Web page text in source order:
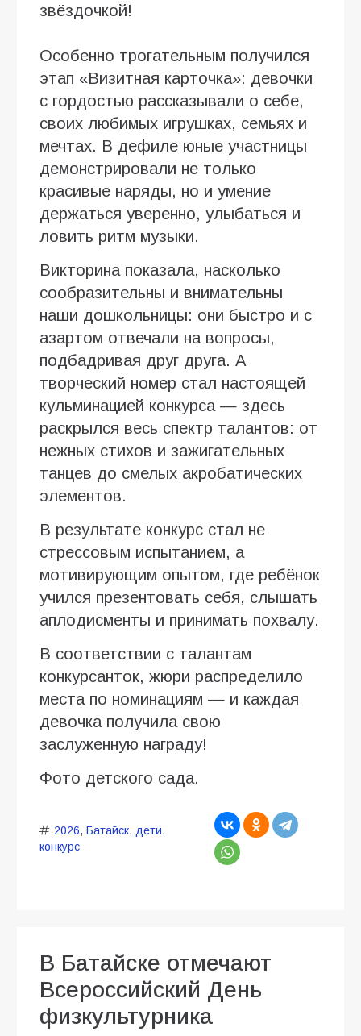
звёздочкой!
Особенно трогательным получился
этап «Визитная карточка»: девочки
с гордостью рассказывали о себе,
своих любимых игрушках, семьях и
мечтах. В дефиле юные участницы
демонстрировали не только
красивые наряды, но и умение
держаться уверенно, улыбаться и
ловить ритм музыки.
Викторина показала, насколько
сообразительны и внимательны
наши дошкольницы: они быстро и с
азартом отвечали на вопросы,
подбадривая друг друга. А
творческий номер стал настоящей
кульминацией конкурса — здесь
раскрылся весь спектр талантов: от
нежных стихов и зажигательных
танцев до смелых акробатических
элементов.
В результате конкурс стал не
стрессовым испытанием, а
мотивирующим опытом, где ребёнок
учился презентовать себя, слышать
аплодисменты и принимать похвалу.
В соответствии с талантам
конкурсанток, жюри распределило
места по номинациям — и каждая
девочка получила свою
заслуженную награду!
Фото детского сада.
2026, Батайск, дети,
конкурс
В Батайске отмечают
Всероссийский День
физкультурника